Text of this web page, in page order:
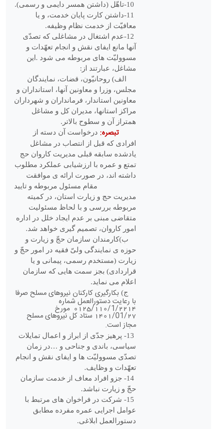
-10تاهّل (داشتن همسر دایمی و رسمی.(
11-داشتن کارت پایان خدمت، و یا
معافیّت از خدمت نظام وظیفه.
12-عدم اشتغال در مشاغلی که تصدّی
آن‏ها مانع ایفای نقش و انجام تعهّدات و
مسوولیّت‏ های مربوطه می‏ شود . این
مشاغل، عبارتند از :
الف) روحانیّون، قضات، نمایندگان
مجلس، وزرا و معاونین آن‏ها، استانداران و
معاونین استاندار، فرمانداران و شهرداران
مراکز استان‏ها، مدیران کل و مشاغل
هم‏تراز آن و سطوح بالاتر .
تبصره: درخواست آن دسته از
افرادی که قبل از انتصاب در مشاغل
یادشده سابقه قبلی مدیریت کاروان حج
تمتع و عمره با ارزشیابی عملکرد مطلوب
داشته ­اند، در صورت ارائه ­ی موافقت
مقام مسئول مربوطه و تایید
مدیریت حج و زیارت استان، در کمیته
مربوطه بررسی و با لحاظ مسئولیت
متقاضی مبنی بر عدم ایجاد خلل در اداره
امور کاروان، تصمیم گیری خواهد شد.
ب)کارمندان سازمان حجّ و زیارت و
حوزه‏ ی نمایندگی ولیّ فقیه در امور حجّ و
زیارت (مستخدم رسمی، پیمانی و یا
قراردادی) بجز سمت هایی که سازمان
اعلام می­ نماید.
ج) بکارگیری کارکنان نیروهای مسلح صرفا
با رعایت دستورالعمل شماره
0125/110/1/2214 مورخ
1401/01/27 ستاد کل نیروهای مسلح
مجاز است.
13- پرهیز جدّی از ابراز و اعمال تمایلات
سیاسی، باندی و جناحی و …در زمان
تصدّی مسوولیّت‏ ها و ایفای نقش و انجام
تعهّدات و وظایف.
14- جزو افراد معاف از خدمت سازمان
حجّ و زیارت نباشد.
15- شرکت در فراخوان های مرتبط با
عوامل اجرایی عمره مفرده مطابق
دستورالعمل ابلاغی.